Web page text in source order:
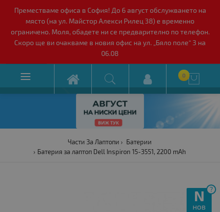
Преместваме офиса в София! До 6 август обслужването на
място (на ул. Майстор Алекси Рилец 38) е временно
ограничено. Моля, обадете ни се предварително по телефон.
Скоро ще ви очакваме в новия офис на ул. „Бяло поле“ 3 на
06.08
 0 
Части За Лаптопи
Батерии
Батерия за лаптоп Dell Inspiron 15-3551, 2200 mAh
?
N
нов